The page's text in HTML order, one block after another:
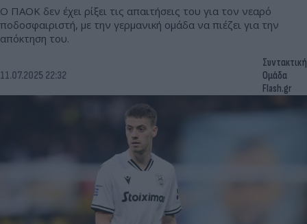
Ο ΠΑΟΚ δεν έχει ρίξει τις απαιτήσεις του για τον νεαρό
ποδοσφαιριστή, με την γερμανική ομάδα να πιέζει για την
απόκτηση του.
11.07.2025 22:32
Συντακτική
Ομάδα
Flash.gr